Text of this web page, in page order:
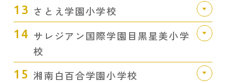
13 さとえ学園小学校
14 サレジアン国際学園目黒星美小学
校
15 湘南白百合学園小学校